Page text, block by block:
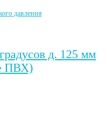
давления
д. 125 мм
ПВХ)